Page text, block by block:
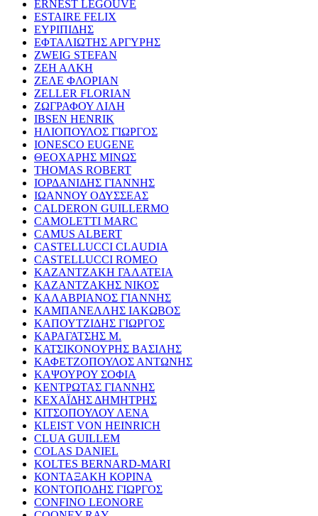
ERNEST LEGOUVE
ESTAIRE FELIX
ΕΥΡΙΠΙΔΗΣ
ΕΦΤΑΛΙΩΤΗΣ ΑΡΓΥΡΗΣ
ZWEIG STEFAN
ΖΕΗ ΑΛΚΗ
ΖΕΛΕ ΦΛΟΡΙΑΝ
ZELLER FLORIAN
ΖΩΓΡΑΦΟΥ ΛΙΛΗ
IBSEN HENRIK
ΗΛΙΟΠΟΥΛΟΣ ΓΙΩΡΓΟΣ
IONESCO EUGENE
ΘΕΟΧΑΡΗΣ ΜΙΝΩΣ
THOMAS ROBERT
ΙΟΡΔΑΝΙΔΗΣ ΓΙΑΝΝΗΣ
ΙΩΑΝΝΟΥ ΟΔΥΣΣΕΑΣ
CALDERON GUILLERMO
CAMOLETTI MARC
CAMUS ALBERT
CASTELLUCCI CLAUDIA
CASTELLUCCI ROMEO
ΚΑΖΑΝΤΖΑΚΗ ΓΑΛΑΤΕΙΑ
ΚΑΖΑΝΤΖΑΚΗΣ ΝΙΚΟΣ
ΚΑΛΑΒΡΙΑΝΟΣ ΓΙΑΝΝΗΣ
ΚΑΜΠΑΝΕΛΛΗΣ ΙΑΚΩΒΟΣ
ΚΑΠΟΥΤΖΙΔΗΣ ΓΙΩΡΓΟΣ
ΚΑΡΑΓΑΤΣΗΣ Μ.
ΚΑΤΣΙΚΟΝΟΥΡΗΣ ΒΑΣΙΛΗΣ
ΚΑΦΕΤΖΟΠΟΥΛΟΣ ΑΝΤΩΝΗΣ
ΚΑΨΟΥΡΟΥ ΣΟΦΙΑ
ΚΕΝΤΡΩΤΑΣ ΓΙΑΝΝΗΣ
ΚΕΧΑΪΔΗΣ ΔΗΜΗΤΡΗΣ
ΚΙΤΣΟΠΟΥΛΟΥ ΛΕΝΑ
KLEIST VON HEINRICH
CLUA GUILLEM
COLAS DANIEL
KOLTES BERNARD-MARI
ΚΟΝΤΑΞΑΚΗ ΚΟΡΙΝΑ
ΚΟΝΤΟΠΟΔΗΣ ΓΙΩΡΓΟΣ
CONFINO LEONORE